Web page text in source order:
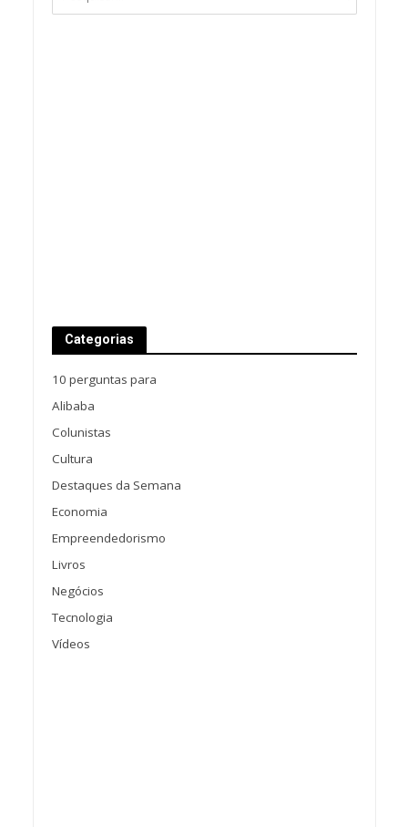
Categorias
10 perguntas para
Alibaba
Colunistas
Cultura
Destaques da Semana
Economia
Empreendedorismo
Livros
Negócios
Tecnologia
Vídeos